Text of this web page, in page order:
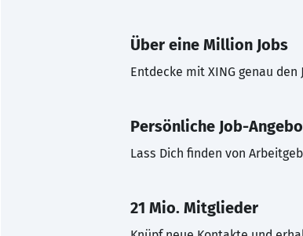
Über eine Million Jobs
Entdecke mit XING genau
Persönliche Job-
Lass Dich finden von
21 Mio. Mitglieder